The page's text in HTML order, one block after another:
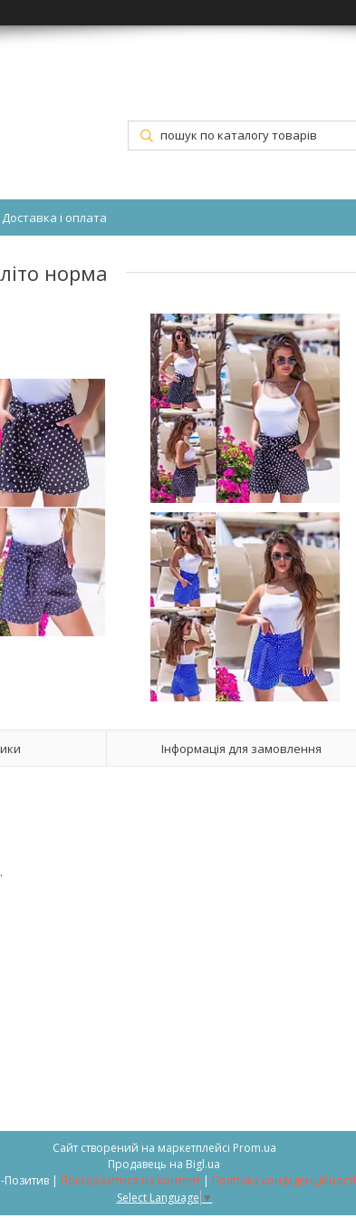
Доставка і оплата
норма
Інформація для замовлення
Сайт створений на маркетплейсі Prom.ua
Продавець на Bigl.ua
Мода-Позитив | Поскаржитися на контент | Політика конфіденційності
Select Language ▼